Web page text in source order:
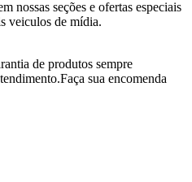
nossas seções e ofertas especiais
veiculos de mídia.
de produtos sempre
sua encomenda